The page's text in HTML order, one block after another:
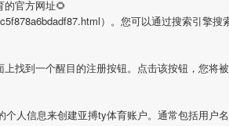
的官方网址🌻
）。您可以通过搜索引擎搜
上找到一个醒目的注册按钮。点击该按钮，您将
个人信息来创建亚搏ty体育账户。通常包括用户